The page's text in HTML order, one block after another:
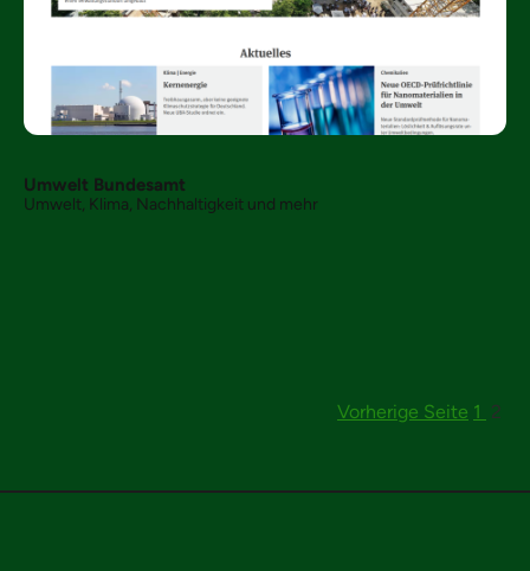
Umwelt Bundesamt
Umwelt, Klima, Nachhaltigkeit und mehr
Vorherige Seite 1 2